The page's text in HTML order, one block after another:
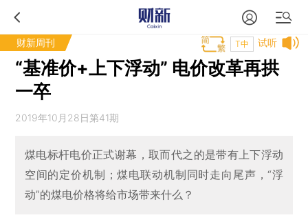
财新周刊 试听
T中
“基准价+上下浮动” 电价改革再拱
一卒
2019年10月28日第41期
煤电标杆电价正式谢幕，取而代之的是带有上下浮动
空间的定价机制；煤电联动机制同时走向尾声，“浮
动”的煤电价格将给市场带来什么？